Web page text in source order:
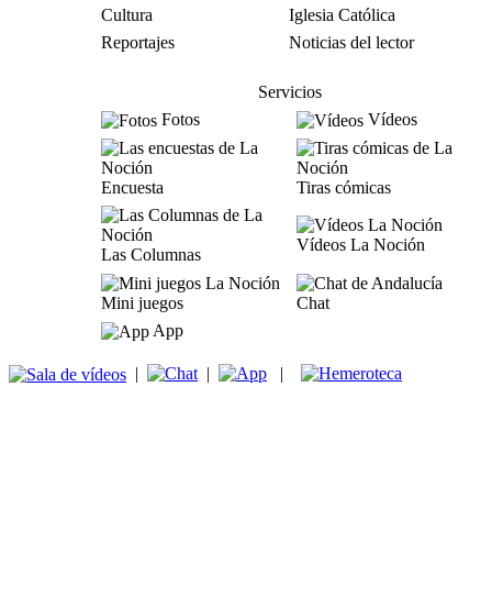
Cultura
Iglesia Católica
Reportajes
Noticias del lector
Servicios
Fotos
Vídeos
Encuesta Tiras cómicas
Las Columnas
Vídeos La Noción
Mini juegos
Chat
App
| | |